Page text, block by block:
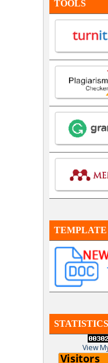
TOOLS
TEMPLATE
STATISTICS
View